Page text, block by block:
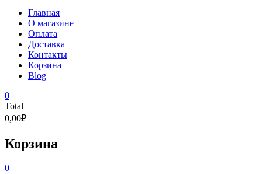
Главная
О магазине
Оплата
Доставка
Контакты
Корзина
Blog
0
Total
0,00₽
Корзина
0